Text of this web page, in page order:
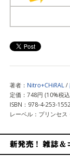
著者： Nitro+CHiRAL/
定価：748円 (10%税
ISBN：978-4-253-
レーベル：プリンセス